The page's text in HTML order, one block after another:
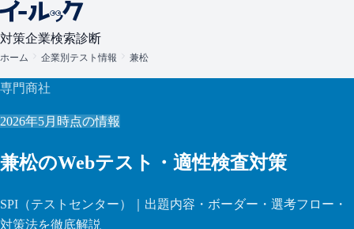
対策企業検索診断
ホーム 企業別テスト情報 兼松
専門商社
2026年5月 時点の情報
兼松のWebテスト・適性検査対策
SPI （テストセンター）
｜出題内容・ボーダー・選考フロー・
対策法を徹底解説